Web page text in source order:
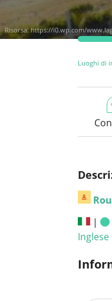
Risorsa:https://i0.wp.com/
Luoghi di
|
Inglese